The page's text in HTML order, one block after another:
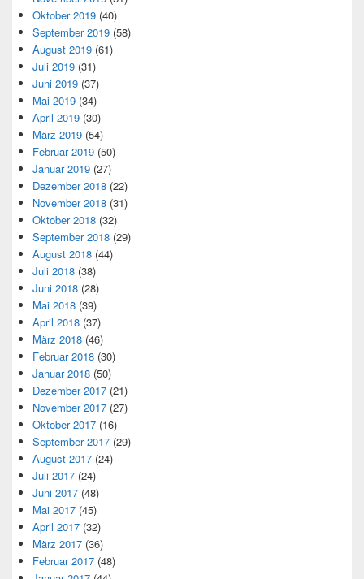
Oktober 2019 (40)
September 2019 (58)
August 2019 (61)
Juli 2019 (31)
Juni 2019 (37)
Mai 2019 (34)
April 2019 (30)
März 2019 (54)
Februar 2019 (50)
Januar 2019 (27)
Dezember 2018 (22)
November 2018 (31)
Oktober 2018 (32)
September 2018 (29)
August 2018 (44)
Juli 2018 (38)
Juni 2018 (28)
Mai 2018 (39)
April 2018 (37)
März 2018 (46)
Februar 2018 (30)
Januar 2018 (50)
Dezember 2017 (21)
November 2017 (27)
Oktober 2017 (16)
September 2017 (29)
August 2017 (24)
Juli 2017 (24)
Juni 2017 (48)
Mai 2017 (45)
April 2017 (32)
März 2017 (36)
Februar 2017 (48)